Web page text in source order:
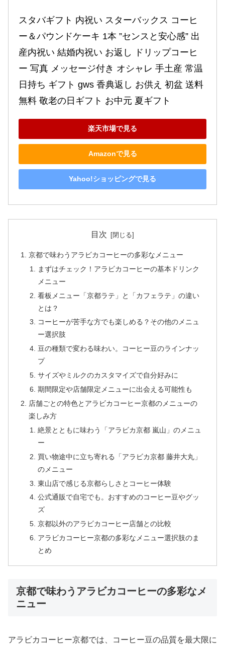
スタバギフト 内祝い スターバックス コーヒ
ー＆パウンドケーキ 1本 ”センスと安心感” 出
産内祝い 結婚内祝い お返し ドリップコーヒ
ー 写真 メッセージ付き オシャレ 手土産 常温
日持ち ギフト gws 香典返し お供え 初盆 送料
無料 敬老の日ギフト お中元 夏ギフト
楽天市場で見る
Amazonで見る
Yahoo!ショッピングで見る
目次
京都で味わうアラビカコーヒーの多彩なメニュー
まずはチェック！アラビカコーヒーの基本ドリンク
メニュー
看板メニュー「京都ラテ」と「カフェラテ」の違い
とは？
コーヒーが苦手な方でも楽しめる？その他のメニュ
ー選択肢
豆の種類で変わる味わい。コーヒー豆のラインナッ
プ
サイズやミルクのカスタマイズで自分好みに
期間限定や店舗限定メニューに出会える可能性も
店舗ごとの特色とアラビカコーヒー京都のメニューの
楽しみ方
絶景とともに味わう「アラビカ京都 嵐山」のメニュ
ー
買い物途中に立ち寄れる「アラビカ京都 藤井大丸」
のメニュー
東山店で感じる京都らしさとコーヒー体験
公式通販で自宅でも。おすすめのコーヒー豆やグッ
ズ
京都以外のアラビカコーヒー店舗との比較
アラビカコーヒー京都の多彩なメニュー選択肢のま
とめ
京都で味わうアラビカコーヒーの多彩なメ
ニュー
アラビカコーヒー京都では、コーヒー豆の品質を最大限に